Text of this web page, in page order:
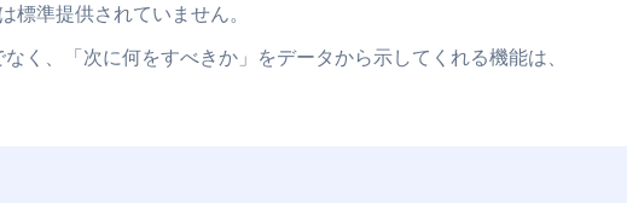
準提供されていません。
く、「次に何をすべきか」をデータから示してくれる機能は、